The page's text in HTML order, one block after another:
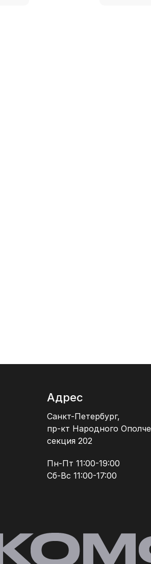
Адрес
Санкт-Петербург,
пр-кт Народного
секция 202
Пн-Пт 11:00-19:00
Сб-Вс 11:00-17:00